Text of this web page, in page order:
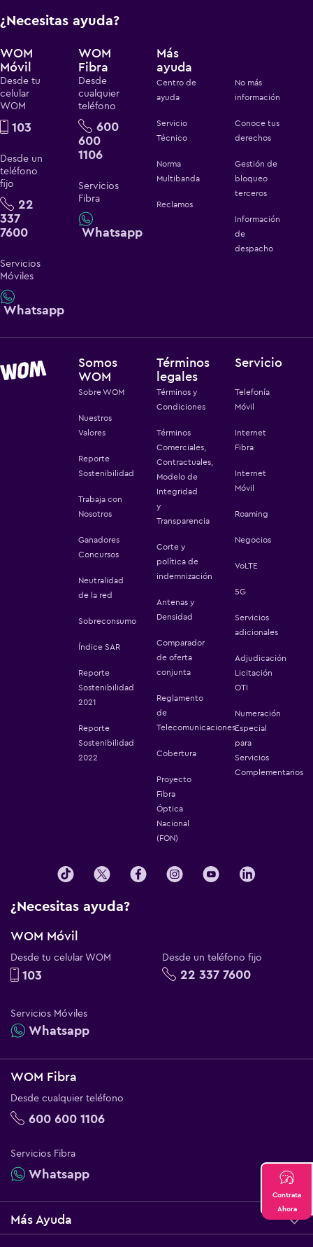
¿Necesitas ayuda?
WOM
Móvil
Desde tu
celular
WOM
103
Desde un
teléfono
fijo
22
337
7600
Servicios
Móviles
Whatsapp
WOM
Fibra
Desde
cualquier
teléfono
600
600
1106
Servicios
Fibra
Whatsapp
Más
ayuda
Centro de
ayuda
Servicio
Técnico
Norma
Multibanda
Reclamos
No más
información
Conoce tus
derechos
Gestión de
bloqueo
terceros
Información
de
despacho
Somos
WOM
Sobre WOM
Nuestros
Valores
Reporte
Sostenibilidad
Trabaja con
Nosotros
Ganadores
Concursos
Neutralidad
de la red
Sobreconsumo
Índice SAR
Reporte
Sostenibilidad
2021
Reporte
Sostenibilidad
2022
Términos
legales
Términos y
Condiciones
Términos
Comerciales,
Contractuales,
Modelo de
Integridad
y
Transparencia
Corte y
política de
indemnización
Antenas y
Densidad
Comparador
de oferta
conjunta
Reglamento
de
Telecomunicaciones
Cobertura
Proyecto
Fibra
Óptica
Nacional
(FON)
Servicio
Telefonía
Móvil
Internet
Fibra
Internet
Móvil
Roaming
Negocios
VoLTE
5G
Servicios
adicionales
Adjudicación
Licitación
OTI
Numeración
Especial
para
Servicios
Complementarios
¿Necesitas ayuda?
WOM Móvil
Desde tu celular WOM
103
Desde un teléfono fijo
22 337 7600
Servicios Móviles
Whatsapp
WOM Fibra
Desde cualquier teléfono
600 600 1106
Servicios Fibra
Whatsapp
Más Ayuda
Contrata
Ahora